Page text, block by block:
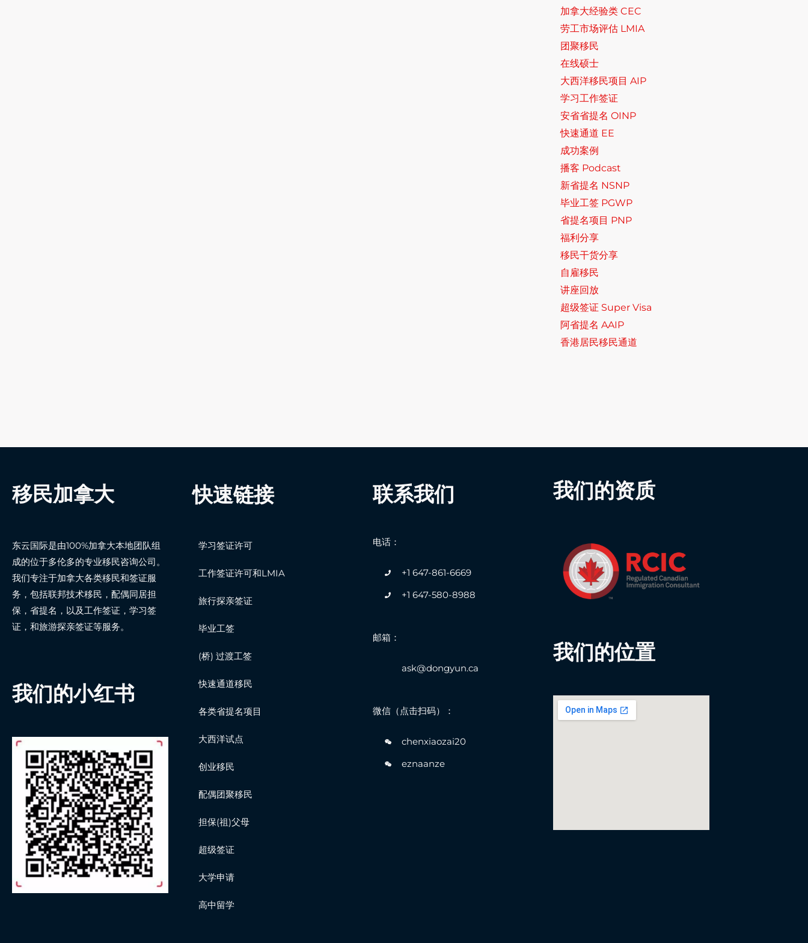
加拿大经验类 CEC
劳工市场评估 LMIA
团聚移民
在线硕士
大西洋移民项目 AIP
学习工作签证
安省省提名 OINP
快速通道 EE
成功案例
播客 Podcast
新省提名 NSNP
毕业工签 PGWP
省提名项目 PNP
福利分享
移民干货分享
自雇移民
讲座回放
超级签证 Super Visa
阿省提名 AAIP
香港居民移民通道
移民加拿大
东云国际是由100%加拿大本地团队组
成的位于多伦多的专业移民咨询公司。
我们专注于加拿大各类移民和签证服
务，包括联邦技术移民，配偶同居担
保，省提名，以及工作签证，学习签
证，和旅游探亲签证等服务。
我们的小红书
快速链接
学习签证许可
工作签证许可和LMIA
旅行探亲签证
毕业工签
(桥) 过渡工签
快速通道移民
各类省提名项目
大西洋试点
创业移民
配偶团聚移民
担保(祖)父母
超级签证
大学申请
高中留学
联系我们
电话：
+1 647-861-6669
+1 647-580-8988
邮箱：
ask@dongyun.ca
微信（点击扫码）：
chenxiaozai20
eznaanze
我们的资质
我们的位置